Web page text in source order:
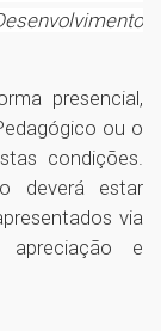
presencial,
ou o
condições.
deverá estar
via
apreciação e